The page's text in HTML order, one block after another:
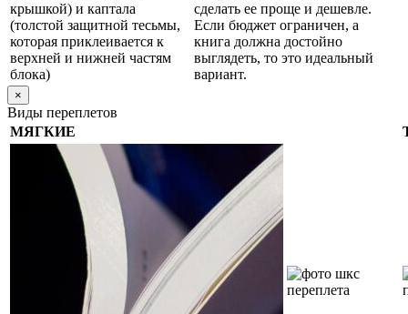
крышкой) и каптала
(толстой защитной тесьмы,
которая приклеивается к
верхней и нижней частям
блока)
сделать ее проще и дешевле.
Если бюджет ограничен, а
книга должна достойно
выглядеть, то это идеальный
вариант.
×
Виды переплетов
МЯГКИЕ